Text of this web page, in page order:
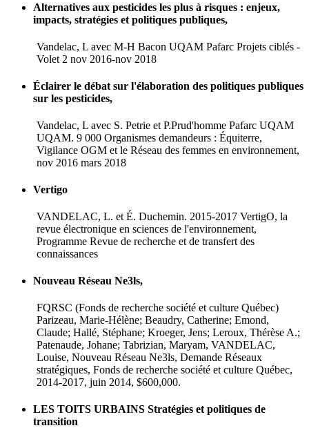
Alternatives aux pesticides les plus à risques : enjeux,
impacts, stratégies et politiques publiques,
Vandelac, L avec M-H Bacon UQAM Pafarc Projets ciblés -
Volet 2 nov 2016-nov 2018
Éclairer le débat sur l'élaboration des politiques publiques
sur les pesticides,
Vandelac, L avec S. Petrie et P.Prud'homme Pafarc UQAM
UQAM. 9 000 Organismes demandeurs : Équiterre,
Vigilance OGM et le Réseau des femmes en environnement,
nov 2016 mars 2018
Vertigo
VANDELAC, L. et É. Duchemin. 2015-2017 VertigO, la
revue électronique en sciences de l'environnement,
Programme Revue de recherche et de transfert des
connaissances
Nouveau Réseau Ne3ls,
FQRSC (Fonds de recherche société et culture Québec)
Parizeau, Marie-Hélène; Beaudry, Catherine; Emond,
Claude; Hallé, Stéphane; Kroeger, Jens; Leroux, Thérèse A.;
Patenaude, Johane; Tabrizian, Maryam, VANDELAC,
Louise, Nouveau Réseau Ne3ls, Demande Réseaux
stratégiques, Fonds de recherche société et culture Québec,
2014-2017, juin 2014, $600,000.
LES TOITS URBAINS Stratégies et politiques de
transition